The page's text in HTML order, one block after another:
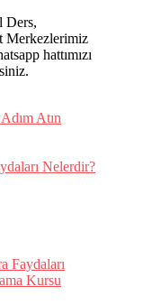
Ders,
Merkezlerimiz
hattımızı
Atın
Nelerdir?
Faydaları
Kursu